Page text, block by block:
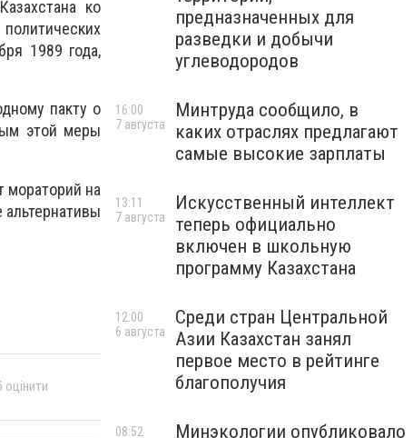
ко
1989 года,
пакту о
этой меры
мораторий на
предназначенных для
разведки и добычи
углеводородов
Минтруда сообщило, в
каких отраслях предлагают
самые высокие зарплаты
16:00
7 августа
Искусственный интеллект
теперь официально
включен в школьную
программу Казахстана
13:11
7 августа
Среди стран Центральной
Азии Казахстан занял
первое место в рейтинге
благополучия
12:00
6 августа
Минэкологии опубликовало
08:52